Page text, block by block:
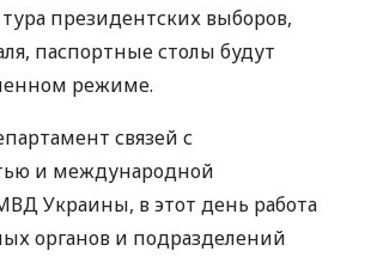
президентских выборов,
паспортные столы будут
режиме.
связей с
и международной
Украины, в этот день работа
органов и подразделений